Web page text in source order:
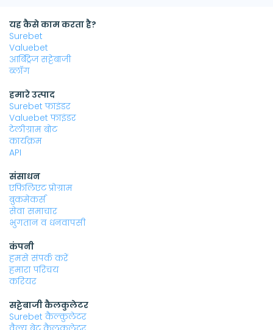
यह कैसे काम करता है?
Surebet
Valuebet
आर्बिट्रेज सट्टेबाजी
ब्लॉग
हमारे उत्पाद
Surebet फाइंडर
Valuebet फाइंडर
टेलीग्राम बोट
कार्यक्रम
API
संसाधन
एफिलिएट प्रोग्राम
बुकमेकर्स
सेवा समाचार
भुगतान व धनवापसी
कंपनी
हमसे संपर्क करें
हमारा परिचय
करियर
सट्टेबाजी कैलकुलेटर
Surebet कैल्कुलेटर